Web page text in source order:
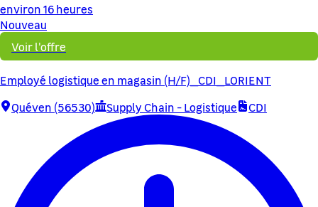
environ 16 heures
Nouveau
Voir l'offre
Employé logistique en magasin (H/F)_CDI_LORIENT
Quéven (56530)
Supply Chain - Logistique CDI